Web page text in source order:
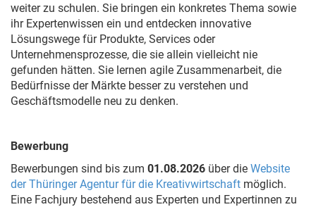
weiter zu schulen. Sie bringen ein konkretes Thema sowie
ihr Expertenwissen ein und entdecken innovative
Lösungswege für Produkte, Services oder
Unternehmensprozesse, die sie allein vielleicht nie
gefunden hätten. Sie lernen agile Zusammenarbeit, die
Bedürfnisse der Märkte besser zu verstehen und
Geschäftsmodelle neu zu denken.
Bewerbung
Bewerbungen sind bis zum 01.08.2026 über die Website
der Thüringer Agentur für die Kreativwirtschaft möglich.
Eine Fachjury bestehend aus Experten und Expertinnen zu